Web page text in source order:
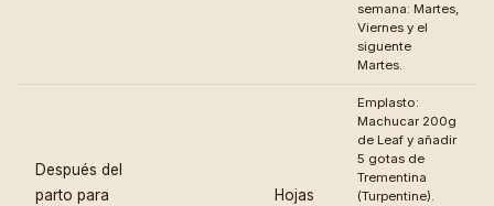
semana: Martes,
Viernes y el
siguente
Martes.
Después del
parto para
Hojas
Emplasto:
Machucar 200g
de Leaf y añadir
5 gotas de
Trementina
(Turpentine).